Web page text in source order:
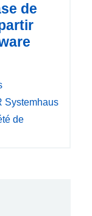
de
Systemhaus
de